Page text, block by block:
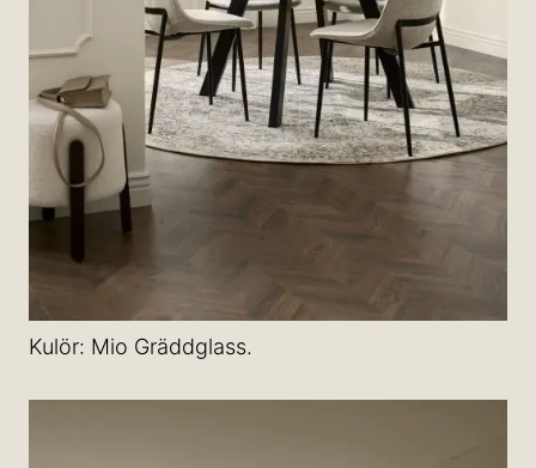
Kulör: Mio Gräddglass.